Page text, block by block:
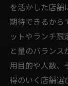
を活かした店舗
期待できるから
ットやランチ
と量のバランス
用目的や人数、
得のいく店舗選